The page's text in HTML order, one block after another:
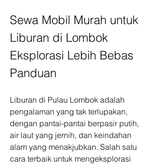
Sewa Mobil Murah untuk
Liburan di Lombok
Eksplorasi Lebih Bebas
Panduan
Liburan di Pulau Lombok adalah
pengalaman yang tak terlupakan,
dengan pantai-pantai berpasir putih,
air laut yang jernih, dan keindahan
alam yang menakjubkan. Salah satu
cara terbaik untuk mengeksplorasi